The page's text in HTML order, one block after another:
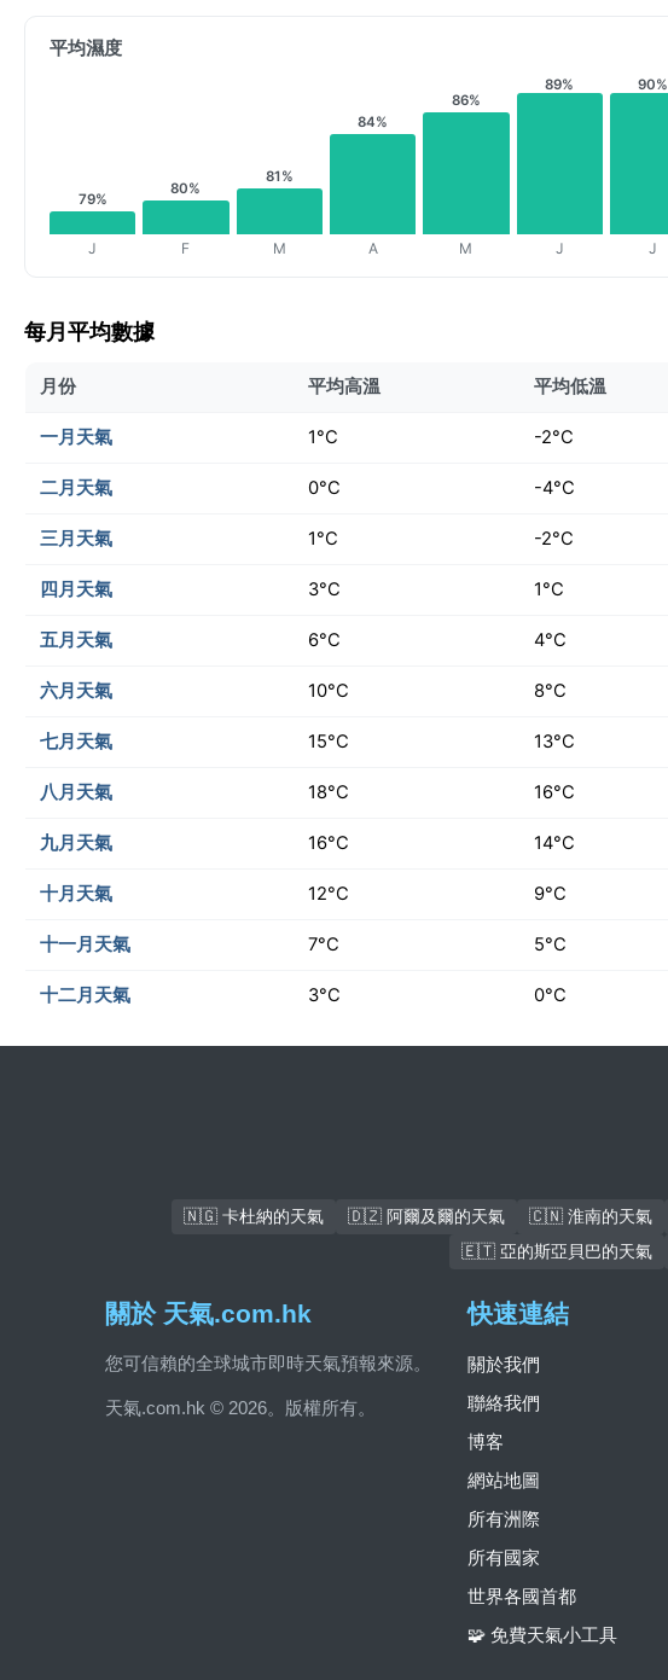
平均濕度
79%
J
80%
F
81%
M
84%
A
86%
M
89%
J
90%
J
每月平均數據
月份 平均高溫 平均低溫
一月天氣 1°C -2°C
二月天氣 0°C -4°C
三月天氣 1°C -2°C
四月天氣 3°C 1°C
五月天氣 6°C 4°C
六月天氣 10°C 8°C
七月天氣 15°C 13°C
八月天氣 18°C 16°C
九月天氣 16°C 14°C
十月天氣 12°C 9°C
十一月天氣 7°C 5°C
十二月天氣 3°C 0°C
🇳🇬 卡杜納的天氣 🇩🇿 阿爾及爾的天氣 🇨🇳 淮南的天氣
🇪🇹 亞的斯亞貝巴的天氣
關於 天氣.com.hk
您可信賴的全球城市即時天氣預報來源。
天氣.com.hk © 2026。版權所有。
快速連結
關於我們
聯絡我們
博客
網站地圖
所有洲際
所有國家
世界各國首都
🧩 免費天氣小工具